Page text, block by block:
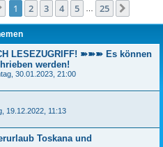
Seite 1von 25
1 2 3 4 5 25
LESEZUGRIFF! ➽➽➽ Es können
werden!
30.01.2023, 21:00
19.12.2022, 11:13
Toskana und